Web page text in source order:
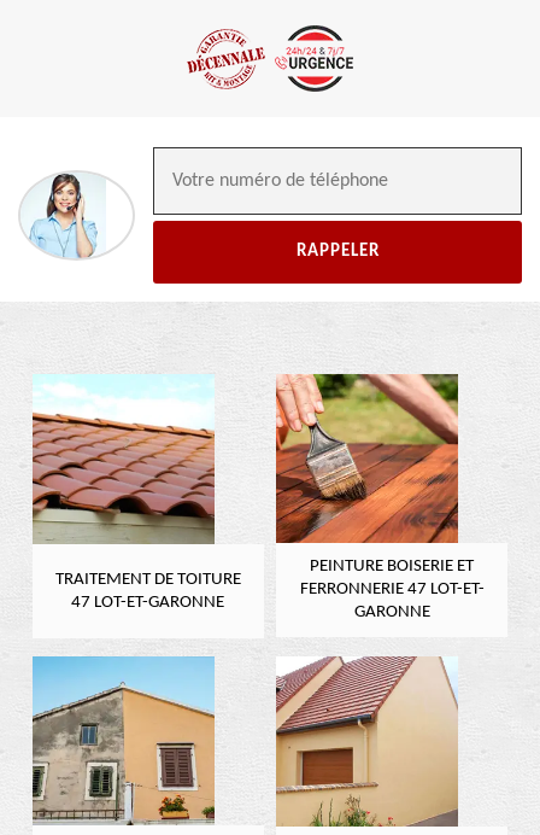
TRAITEMENT DE TOITURE
47 LOT-ET-GARONNE
PEINTURE BOISERIE ET
FERRONNERIE 47 LOT-ET-
GARONNE